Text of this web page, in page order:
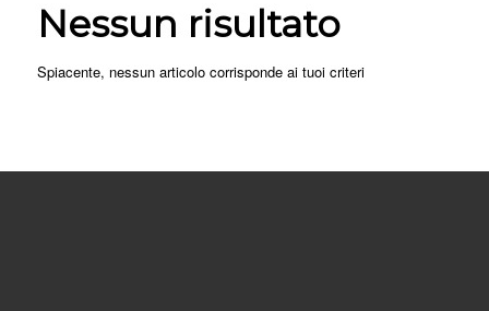
Nessun risultato
Spiacente, nessun articolo corrisponde ai tuoi criteri